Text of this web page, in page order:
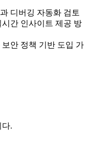
디버깅 자동화 검토
간 인사이트 제공 방
안 정책 기반 도입 가
다.